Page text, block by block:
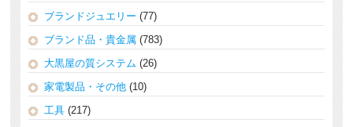
ブランドジュエリー (77)
ブランド品・貴金属 (783)
大黒屋の質システム (26)
家電製品・その他 (10)
工具 (217)